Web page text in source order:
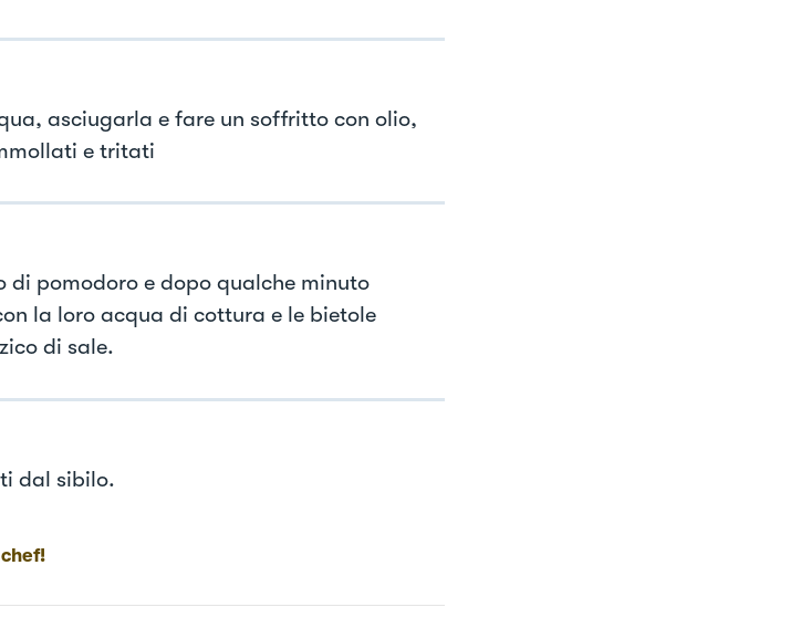
asciugarla e fare un soffritto con olio,
e tritati
di pomodoro e dopo qualche minuto
la loro acqua di cottura e le bietole
di sale.
dal sibilo.